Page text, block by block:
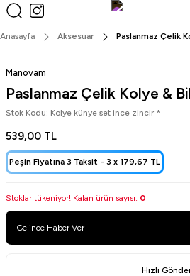
Peşin Fiyatına 3
Anasayfa Aksesuar Paslanmaz Çelik
Manovam
Paslanmaz Çelik Kolye &
Stok Kodu: Kolye künye set ince zincir *
539,00 TL
Peşin Fiyatına 3 Taksit - 3 x 179,67 TL
Stoklar tükeniyor! Kalan ürün sayısı: 0
Gelince Haber Ver
Hızlı